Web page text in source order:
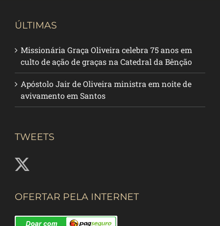
ÚLTIMAS
Missionária Graça Oliveira celebra 75 anos em
culto de ação de graças na Catedral da Bênção
Apóstolo Jair de Oliveira ministra em noite de
avivamento em Santos
TWEETS
OFERTAR PELA INTERNET